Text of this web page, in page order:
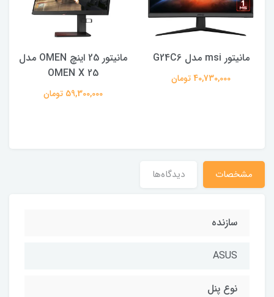
مانیتور msi مدل G24C6
40,730,000 تومان
مانیتور 25 اینچ OMEN مدل
OMEN X 25
59,300,000 تومان
مشخصات دیدگاه‌ها
سازنده
ASUS
نوع پنل